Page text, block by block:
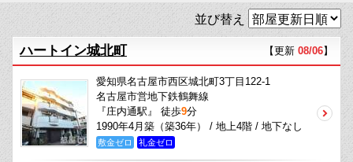
並び替え
ハートイン城北町 【更新 08/06】
愛知県名古屋市西区城北町3丁目122-1
名古屋市営地下鉄鶴舞線
『庄内通駅』 徒歩9分
1990年4月築（築36年） / 地上4階 / 地下なし
敷金ゼロ 礼金ゼロ